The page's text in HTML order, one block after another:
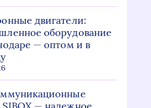
двигатели:
оборудование
— оптом и в